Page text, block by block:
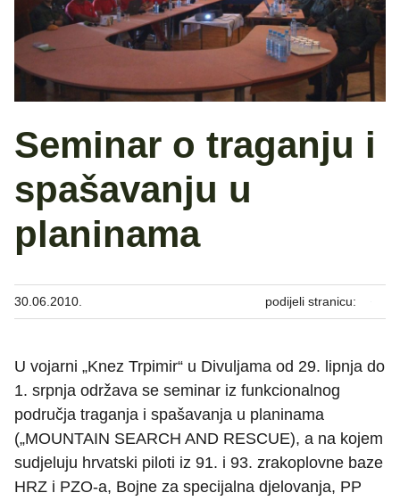
Seminar o traganju i
spašavanju u
planinama
30.06.2010. podijeli stranicu:
U vojarni „Knez Trpimir“ u Divuljama od 29. lipnja do
1. srpnja održava se seminar iz funkcionalnog
područja traganja i spašavanja u planinama
(„MOUNTAIN SEARCH AND RESCUE), a na kojem
sudjeluju hrvatski piloti iz 91. i 93. zrakoplovne baze
HRZ i PZO-a, Bojne za specijalna djelovanja, PP